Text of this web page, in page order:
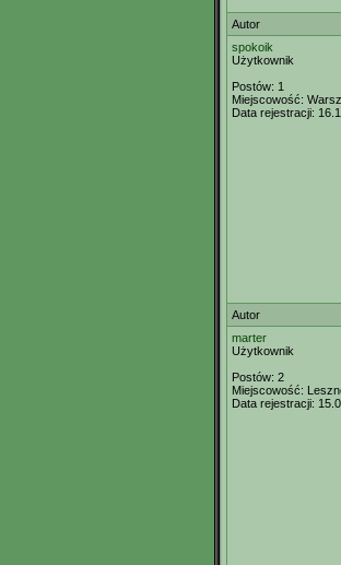
Autor
spokoik
Użytkownik
Postów: 1
Miejscowość:
Data rejestracji:
Autor
marter
Użytkownik
Postów: 2
Miejscowość:
Data rejestracji: